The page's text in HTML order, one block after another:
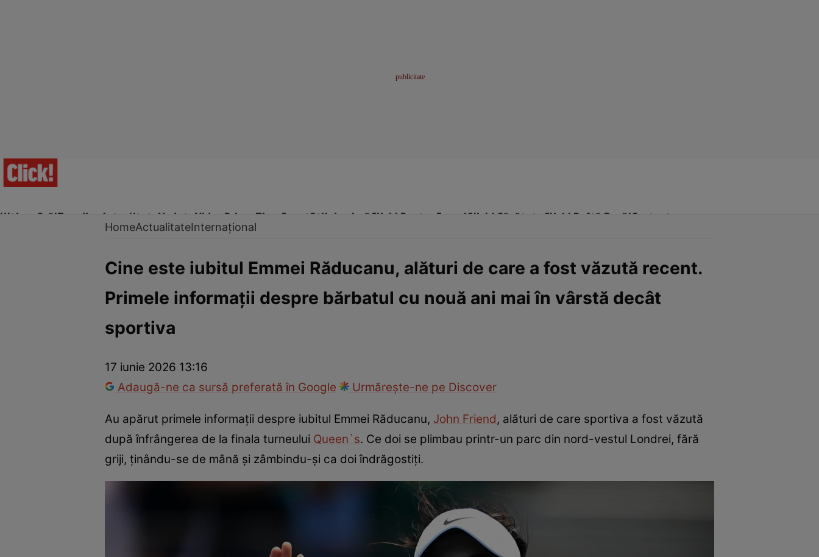
Ultima Oră!Trending Actualitate Vedete Video Prime Time SportStil de viațăClick! Pentru FemeiClick! Sănătate Click! Poftă Bună!Contact
InternaționalFapt diversTehnologieNațional Sport
HomeActualitateInternațional
Cine este iubitul Emmei Răducanu, alături de care a fost văzută recent.
Primele informații despre bărbatul cu nouă ani mai în vârstă decât
sportiva
17 iunie 2026 13:16
Adaugă-ne ca sursă preferată în Google
Urmărește-ne pe Discover
Au apărut primele informații despre iubitul Emmei Răducanu, John Friend, alături de care sportiva a fost văzută
după înfrângerea de la finala turneului Queen`s. Ce doi se plimbau printr-un parc din nord-vestul Londrei, fără
griji, ținându-se de mână și zâmbindu-și ca doi îndrăgostiți.